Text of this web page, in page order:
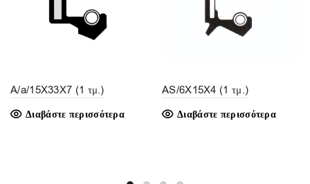
A/a/15X33X7 (1 τμ.)
Διαβάστε περισσότερα
AS/6X15X4 (1 τμ.)
Διαβάστε περισσότερα